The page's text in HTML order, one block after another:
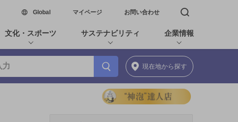
Global新しいウィンドウで開く
マイページ お問い合わせ 検索窓を開く
文化・スポーツ サステナビリティ 企業情報
現在地から探す